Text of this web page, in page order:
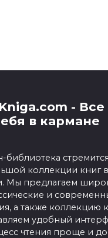
-
в кармане
библиотека
коллекции книг
Мы предлагаем
и
а также коллекцию
удобный
чтения проще и